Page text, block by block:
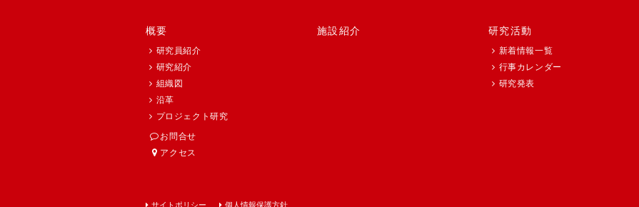
概要
研究員紹介
研究紹介
組織図
沿革
プロジェクト研究
施設紹介 研究活動
新着情報一覧
行事カレンダー
研究発表
お問合せ
アクセス